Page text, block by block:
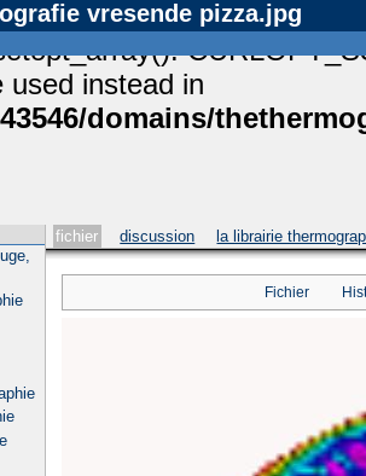
used instead in
domains/
vresende pizza.jpg
fichier discussion la librairie
Fichier